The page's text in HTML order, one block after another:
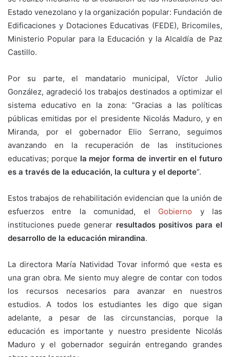
Estado venezolano y la organización popular: Fundación de
Edificaciones y Dotaciones Educativas (FEDE), Bricomiles,
Ministerio Popular para la Educación y la Alcaldía de Paz
Castillo.
Por su parte, el mandatario municipal, Víctor Julio
González, agradeció los trabajos destinados a optimizar el
sistema educativo en la zona: “Gracias a las políticas
públicas emitidas por el presidente Nicolás Maduro, y en
Miranda, por el gobernador Elio Serrano, seguimos
avanzando en la recuperación de las instituciones
educativas; porque la mejor forma de invertir en el futuro
es a través de la educación, la cultura y el deporte”.
Estos trabajos de rehabilitación evidencian que la unión de
esfuerzos entre la comunidad, el Gobierno y las
instituciones puede generar resultados positivos para el
desarrollo de la educación mirandina.
La directora María Natividad Tovar informó que «esta es
una gran obra. Me siento muy alegre de contar con todos
los recursos necesarios para avanzar en nuestros
estudios. A todos los estudiantes les digo que sigan
adelante, a pesar de las circunstancias, porque la
educación es importante y nuestro presidente Nicolás
Maduro y el gobernador seguirán entregando grandes